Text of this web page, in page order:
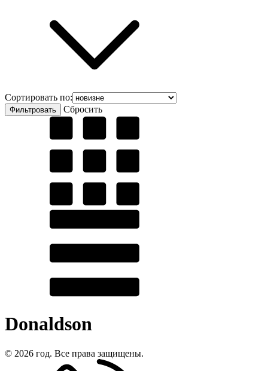
Сортировать по:
Cбросить
Donaldson
© 2026 год. Все права защищены.